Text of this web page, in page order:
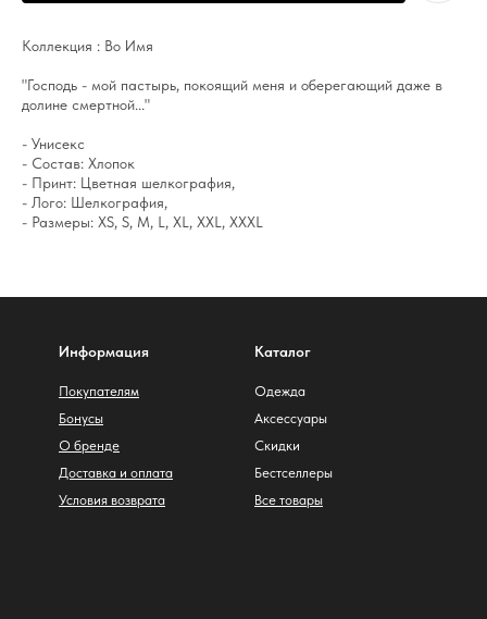
Коллекция : Во Имя
"Господь - мой пастырь, покоящий меня и оберегающий даже в
долине смертной..."
- Унисекс
- Состав: Хлопок
- Принт: Цветная шелкография,
- Лого: Шелкография,
- Размеры: XS, S, M, L, XL, XXL, XXXL
Все товары
Бестселлеры
Скидки
Аксессуары
Одежда
Каталог
Условия возврата
Доставка и оплата
О бренде
Бонусы
Покупателям
Информация